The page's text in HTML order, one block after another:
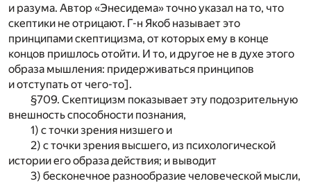
и разума. Автор «Энесидема» точно указал на то, что
скептики не отрицают. Г-н Якоб называет это
принципами скептицизма, от которых ему в конце
концов пришлось отойти. И то, и другое не в духе этого
образа мышления: придерживаться принципов
и отступать от чего-то].
§709. Скептицизм показывает эту подозрительную
внешность способности познания,
1) с точки зрения низшего и
2) с точки зрения высшего, из психологической
истории его образа действия; и выводит
3) бесконечное разнообразие человеческой мысли,